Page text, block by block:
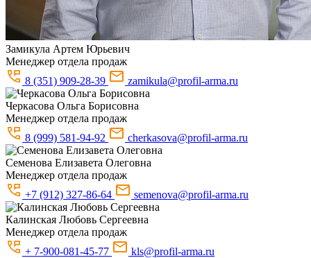
Замикула Артем Юрьевич
Менеджер отдела продаж
8 (351) 909-28-39
zamikula@profil-arma.ru
Черкасова Ольга Борисовна
Менеджер отдела продаж
8 (999) 581-94-92
cherkasova@profil-arma.ru
Семенова Елизавета Олеговна
Менеджер отдела продаж
+7 (912) 327-86-64
semenova@profil-arma.ru
Калинская Любовь Сергеевна
Менеджер отдела продаж
+ 7-900-081-45-77
kls@profil-arma.ru